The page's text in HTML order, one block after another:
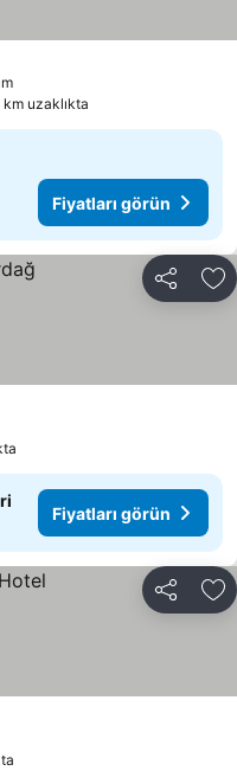
uzaklıkta
Fiyatları görün
Paylaş
Fiyatları görün
Paylaş